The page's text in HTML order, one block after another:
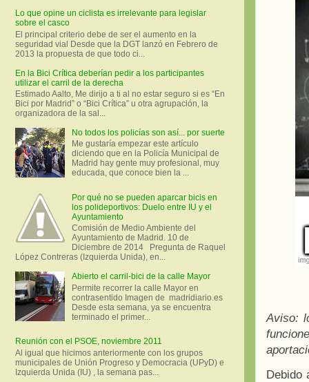
Aviso:
Debido
Lo que opine un ciclista es irrelevante para legislar
sobre el casco
El principal criterio debe de ser el aumento en la
seguridad vial Desde que la DGT lanzó en Febrero de
2013 la propuesta de que todo ci...
En la Bici Crítica deberían pedir a los participantes
utilizar el carril de la derecha
Estimado Aalto, Me dirijo a ti al no estar seguro si es “En
Bici por Madrid” o “Bici Crítica” u otra agrupación, la
organizadora de la sal...
No todos los policías son así... por suerte
Me gustaría empezar este artículo
diciendo que en la Policía Municipal de
Madrid hay gente muy profesional, muy
educada, que conoce bien la ...
Por qué no se pueden aparcar bicis en
los polideportivos: Duelo entre IU y el
Ayuntamiento
Comisión de Medio Ambiente del
Ayuntamiento de Madrid. 10 de
Diciembre de 2014 Pregunta de Raquel
López Contreras (Izquierda Unida), en...
Abierto el carril-bici de la calle Mayor
Permite recorrer la calle Mayor en
contrasentido Imagen de madridiario.es
Desde esta semana, ya se encuentra
terminado el primer...
Reunión con el PSOE, noviembre 2011
Al igual que hicimos anteriormente con los grupos
municipales de Unión Progreso y Democracia (UPyD) e
Izquierda Unida (IU) , la semana pas...